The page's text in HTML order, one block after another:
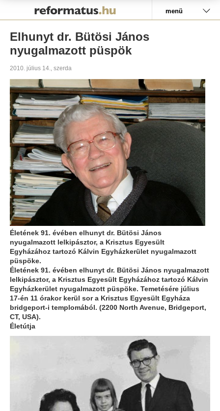
menü
Elhunyt dr. Bütösi János
nyugalmazott püspök
2010. július 14., szerda
Életének 91. évében elhunyt dr. Bütösi János
nyugalmazott lelkipásztor, a Krisztus Egyesült
Egyházához tartozó Kálvin Egyházkerület nyugalmazott
püspöke.
Életének 91. évében elhunyt dr. Bütösi János nyugalmazott
lelkipásztor, a Krisztus Egyesült Egyházához tartozó Kálvin
Egyházkerület nyugalmazott püspöke. Temetésére július
17-én 11 órakor kerül sor a Krisztus Egyesült Egyháza
bridgeport-i templomából. (2200 North Avenue, Bridgeport,
CT, USA).
Életútja